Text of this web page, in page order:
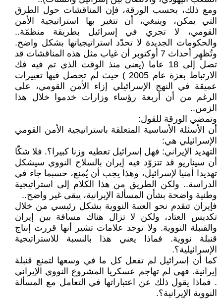
ومع ذلك، بحسب الورقة، فإن المناقشات حول الطرق
التي يمكن، وينبغي، أن تتغير بها استراتيجية الأمن
القومي، لا تجري في إسرائيل بطريقة منظمّة..
والحكومات الجديدة لا تحدّد استراتيجياتها بشكل واضح.
وتُظهِر أحداث 7 أوكتوبر أن غياب مثل هذه المناقشات قد
تصل إلى 18 عاما (يعني منذ الوقت الذي تم فيه فك
الارتباط بغزة عام 2005 ) حيث لم تحصل فيها تغييرات
عميقة في النهج الإسرائيلي إزاء الأمن القومي، على
الرغم من أن أربعة رؤساء وزارات خدموا خلال هذا
الزمن..
وتمضي الورقة للقول:
أن الأسئلة الأساسية المتعلقة باستراتيجية الأمن القومي
الإسرائيلي هي:
التهديد الإيراني: فهل إسرائيل تعطيه وزنا كبيرا؟. فلا شكّا
أن سيناريو قد تتزوّد فيه إيران بالسلاح النووي سيشكل
تهديدا أمنيا لإسرائيل، وهذا يجب أن يُمنع، حسبما جاء في
الدراسة.. ولكن الطريق من هذا الكلام إلى استراتيجية
وطنية واضحة بشأن المسألة الإيرانية، يبقى غير واضح..
فإيران تتقدم نحو العتبة النووية بشكل رئيسي من خلال
تكديس العتاد، ولكن لا تزال هناك مسافة بين إيران
والقنبلة النووية. ولا توجد علامات تشير أنها قررت إنتاج
قنبلة نووية. فماذا يعني هذا بالنسبة للاستراتيجية
الإسرائيلية؟.
كما أن إسرائيل لم تفعل كل ما في وسعها لتمنع قنبلة
إيرانية. فهي لم تهاجم عسكريا المشروع النووي الإيراني
. فماذا يقول ذلك عن اعتباراتها في التعامل مع المسألة
النووية الإيرانية؟.